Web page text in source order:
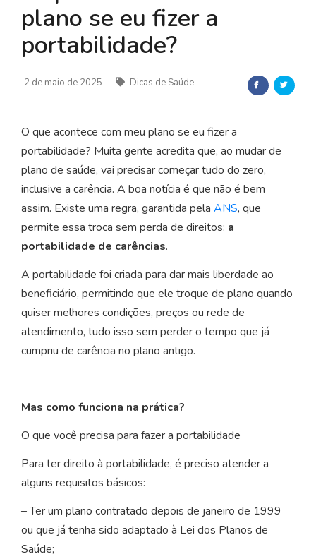
plano se eu fizer a
portabilidade?
2 de maio de 2025 Dicas de Saúde
O que acontece com meu plano se eu fizer a
portabilidade? Muita gente acredita que, ao mudar de
plano de saúde, vai precisar começar tudo do zero,
inclusive a carência. A boa notícia é que não é bem
assim. Existe uma regra, garantida pela ANS, que
permite essa troca sem perda de direitos: a
portabilidade de carências.
A portabilidade foi criada para dar mais liberdade ao
beneficiário, permitindo que ele troque de plano quando
quiser melhores condições, preços ou rede de
atendimento, tudo isso sem perder o tempo que já
cumpriu de carência no plano antigo.
Mas como funciona na prática?
O que você precisa para fazer a portabilidade
Para ter direito à portabilidade, é preciso atender a
alguns requisitos básicos:
– Ter um plano contratado depois de janeiro de 1999
ou que já tenha sido adaptado à Lei dos Planos de
Saúde;